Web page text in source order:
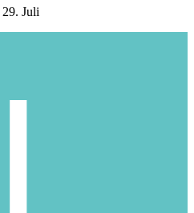
29. Juli